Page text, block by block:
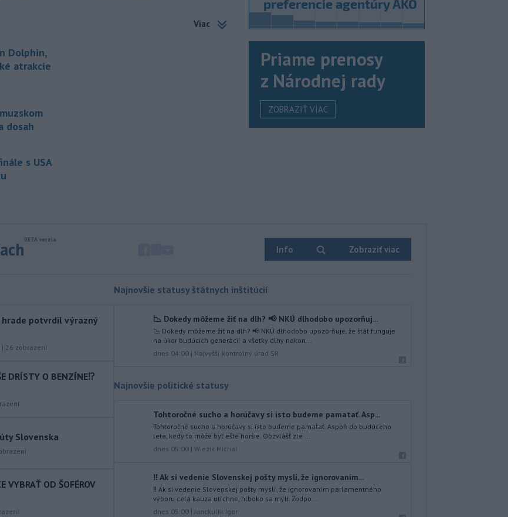
Dolphin,
atrakcie
dosah
s USA
bratislavskej rafinérii Slovnaft je
prestávky.
Slovenskej republiky na nestále
v Bezpečnostnej rade
Organizácie Spojených národov (OSN)
na roky 2028 až 2029 písomne
štátov OSN.
nenávisť alebo pre príslušnosť k
inému národu treba odsúdiť v zárodku.
Na sociálnej sieti to v reakcii na útok
cudzincov v Nitre uviedol prezident
12:26
Maďarské Národné
zhromaždenie môže v utorok 11.
rozhodnúť o novom
Viac
Priame prenosy
z Národnej rady
ZOBRAZIŤ VIAC
Info Zobraziť viac
hrade potvrdil výrazný
| 26 zobrazení
DRÍSTY O BENZÍNE⁉️
Slovenska
VYBRAŤ OD ŠOFÉROV
Najnovšie statusy štátnych inštitúcií
📉 Dokedy môžeme žiť na dlh? 📢 NKÚ dlhodobo upozorňuj...
📉 Dokedy môžeme žiť na dlh? 📢 NKÚ dlhodobo upozorňuje, že štát funguje
na úkor budúcich generácií a všetky dlhy nakon...
dnes 04:00 | Najvyšší kontrolný úrad SR
Najnovšie politické statusy
Tohtoročné sucho a horúčavy si isto budeme pamatať. Asp...
Tohtoročné sucho a horúčavy si isto budeme pamatať. Aspoň do budúceho
leta, kedy to môže byť ešte horšie. Obzvlášť zle ...
dnes 05:00 | Wiezik Michal
‼️ Ak si vedenie Slovenskej pošty myslí, že ignorovaním...
‼️ Ak si vedenie Slovenskej pošty myslí, že ignorovaním parlamentného
výboru celá kauza utíchne, hlboko sa mýli. Zodpo...
dnes 05:00 | Janckulík Igor